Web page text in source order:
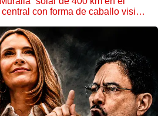
con forma de caballo visible